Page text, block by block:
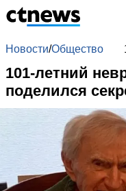
Новости/Общество
101-летний
поделился